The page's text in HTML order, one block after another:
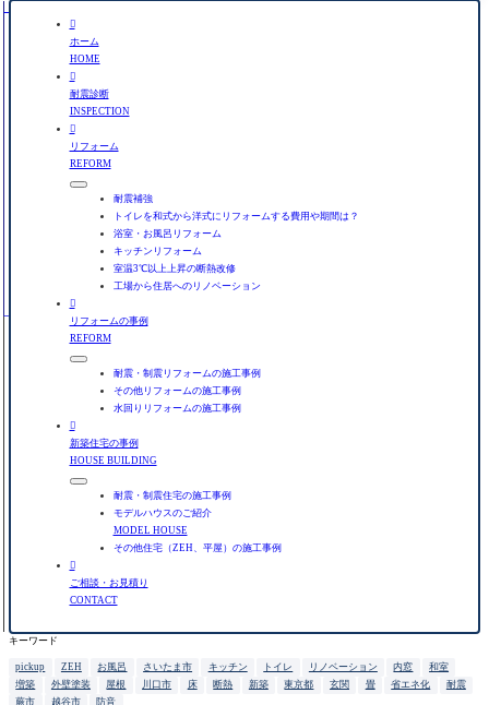
検

ホーム
HOME

耐震診断
INSPECTION

リフォーム
REFORM
耐震補強
トイレを和式から洋式にリフォームする費用や期間は？
浴室・お風呂リフォーム
キッチンリフォーム
室温3℃以上上昇の断熱改修
工場から住居へのリノベーション

リフォームの事例
REFORM
耐震・制震リフォームの施工事例
その他リフォームの施工事例
水回りリフォームの施工事例

新築住宅の事例
HOUSE BUILDING
耐震・制震住宅の施工事例
モデルハウスのご紹介
MODEL HOUSE
その他住宅（ZEH、平屋）の施工事例

ご相談・お見積り
CONTACT
キーワード
pickup ZEH お風呂 さいたま市 キッチン トイレ リノベーション 内窓
和室
増築
外壁塗装 屋根 川口市 床 断熱 新築 東京都 玄関 畳 省エネ化
耐震
蕨市
越谷市 防音